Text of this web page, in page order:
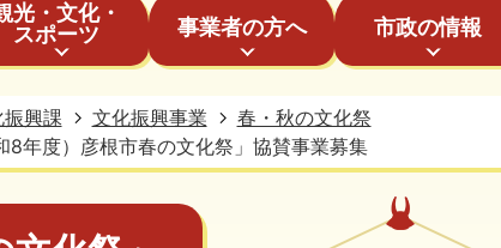
光・文化・
スポーツ
事業者の方へ 市政の情報
興課 文化振興事業
春・秋の文化祭
8年度）彦根市春の文化祭」協賛事業募集